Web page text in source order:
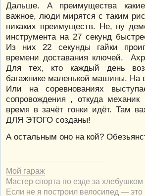
Дальше. А преимущества
важное, люди мирятся с таким
никаких преимуществ. Не, ну
инструмента на 27 секунд
Из них 22 секунды гайки
времени доставания ключей.
Для тех, кто каждый день
багажнике маленькой машины. На
Или на соревнованиях
сопровождения , откуда механик
время в зачёт гонки идёт. Там
ДЛЯ ЭТОГО созданы!
А остальным оно на кой?
Мой гараж
Мастер спорта по езде за хлебушком
Если не я построил велосипед — это